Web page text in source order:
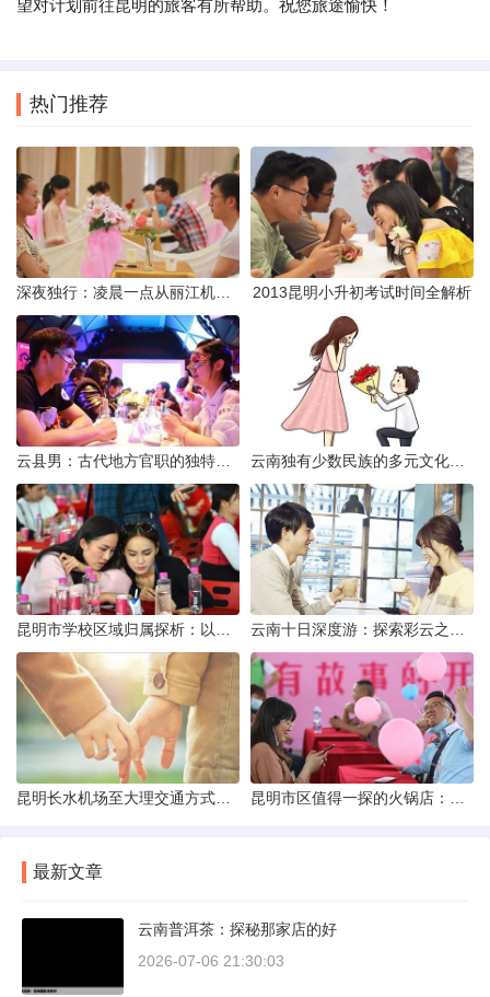
望对计划前往昆明的旅客有所帮助。祝您旅途愉快！
热门推荐
2013昆明小升初考试时间全解析
最新文章
云南普洱茶：探秘那家店的好
2026-07-06 21:30:03